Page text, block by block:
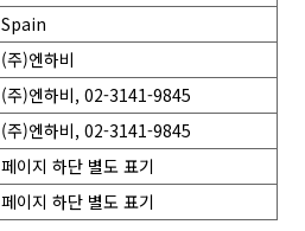
Spain
(주)엔하비
(주)엔하비, 02-3141-9845
(주)엔하비, 02-3141-9845
페이지 하단 별도 표기
페이지 하단 별도 표기